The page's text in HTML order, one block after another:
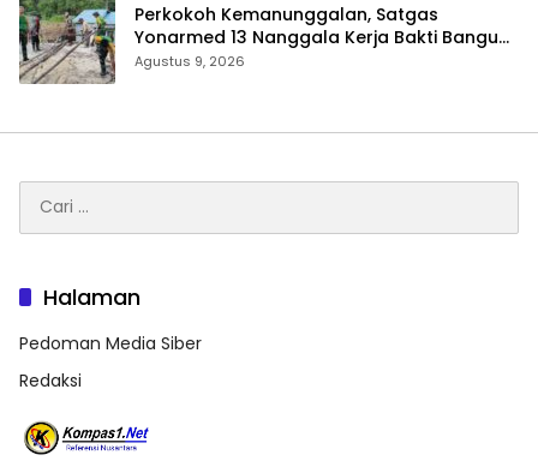
Perkokoh Kemanunggalan, Satgas
Yonarmed 13 Nanggala Kerja Bakti Bangun
Masjid Al-Hikmah di Kapuas Hulu
Agustus 9, 2026
untuk:
Halaman
Pedoman Media Siber
Redaksi